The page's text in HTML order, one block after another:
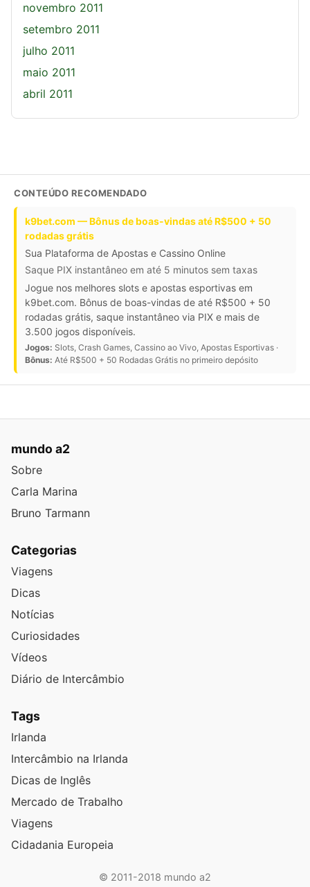
novembro 2011
setembro 2011
julho 2011
maio 2011
abril 2011
CONTEÚDO RECOMENDADO
k9bet.com — Bônus de boas-vindas até R$500 + 50
rodadas grátis
Sua Plataforma de Apostas e Cassino Online
Saque PIX instantâneo em até 5 minutos sem taxas
Jogue nos melhores slots e apostas esportivas em
k9bet.com. Bônus de boas-vindas de até R$500 + 50
rodadas grátis, saque instantâneo via PIX e mais de
3.500 jogos disponíveis.
Jogos: Slots, Crash Games, Cassino ao Vivo, Apostas Esportivas ·
Bônus: Até R$500 + 50 Rodadas Grátis no primeiro depósito
mundo a2
Sobre
Carla Marina
Bruno Tarmann
Categorias
Viagens
Dicas
Notícias
Curiosidades
Vídeos
Diário de Intercâmbio
Tags
Irlanda
Intercâmbio na Irlanda
Dicas de Inglês
Mercado de Trabalho
Viagens
Cidadania Europeia
© 2011-2018 mundo a2